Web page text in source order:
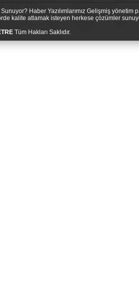
Haber Yazılımlarımız Gelişmiş
kalite atlamak isteyen herkese çözümler
Tüm Hakları Saklıdır.